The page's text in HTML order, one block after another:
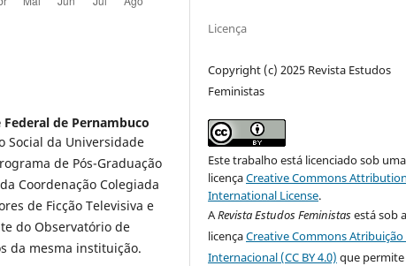
de Pernambuco
Social da Universidade
de Pós-Graduação
Coordenação Colegiada
de Ficção Televisiva e
do Observatório de
da mesma instituição.
Licença
Copyright (c) 2025 Revista Estudos
Feministas
Este trabalho está licenciado sob uma
licençaCreative Commons
International License.
ARevista Estudos Feministasestá sob
licençaCreative Commons Atribuição
Internacional (CC BY 4.0) que